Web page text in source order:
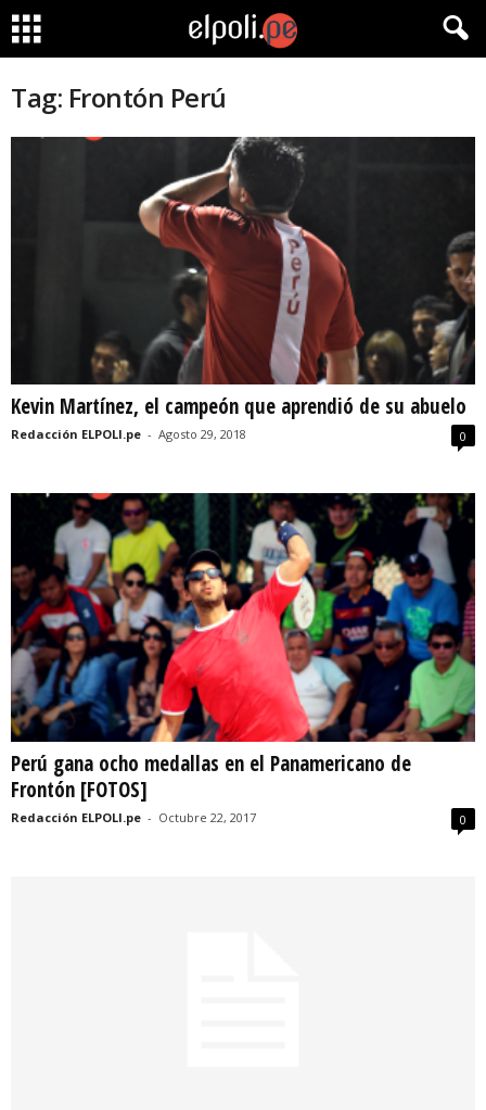
Tag: Frontón Perú
Kevin Martínez, el campeón que aprendió de su abuelo
Redacción ELPOLI.pe - Agosto 29, 2018 0
Perú gana ocho medallas en el Panamericano de
Frontón [FOTOS]
Redacción ELPOLI.pe - Octubre 22, 2017 0